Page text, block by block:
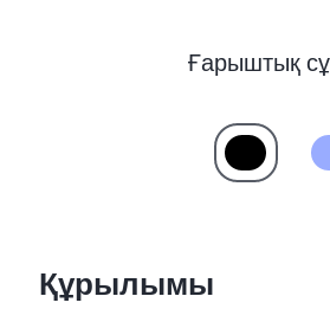
Ғарыштық
Құрылымы